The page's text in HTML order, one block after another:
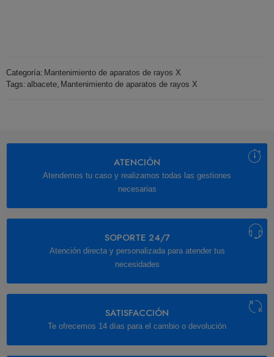
Categoría: Mantenimiento de aparatos de rayos X
Tags: albacete Mantenimiento de aparatos de rayos X
ATENCIÓN
Atendemos tu caso y realizamos todas las gestiones
necesarias
SOPORTE 24/7
Atención directa y personalizada para atender tus
necesidades
SATISFACCIÓN
Te ofrecemos 14 días para el cambio o devolución